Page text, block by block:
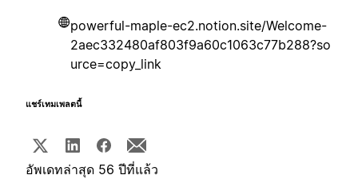
powerful-maple-ec2.notion.site/Welcome-
2aec332480af803f9a60c1063c77b288?so
urce=copy_link
แชร์เทมเพลตนี้
อัพเดทล่าสุด 56 ปีที่แล้ว